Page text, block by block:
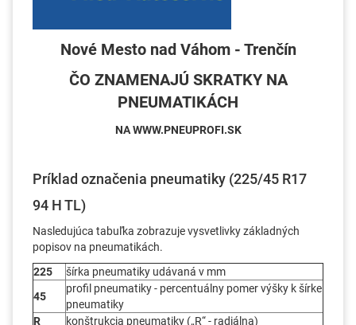
Nové Mesto nad Váhom - Trenčín
ČO ZNAMENAJÚ SKRATKY NA
PNEUMATIKÁCH
NA WWW.PNEUPROFI.SK
Príklad označenia pneumatiky (225/45 R17
94 H TL)
Nasledujúca tabuľka zobrazuje vysvetlivky základných
popisov na pneumatikách.
225
šírka pneumatiky udávaná v mm
45
profil pneumatiky - percentuálny pomer výšky k šírke
pneumatiky
R
konštrukcia pneumatiky („R“ - radiálna)